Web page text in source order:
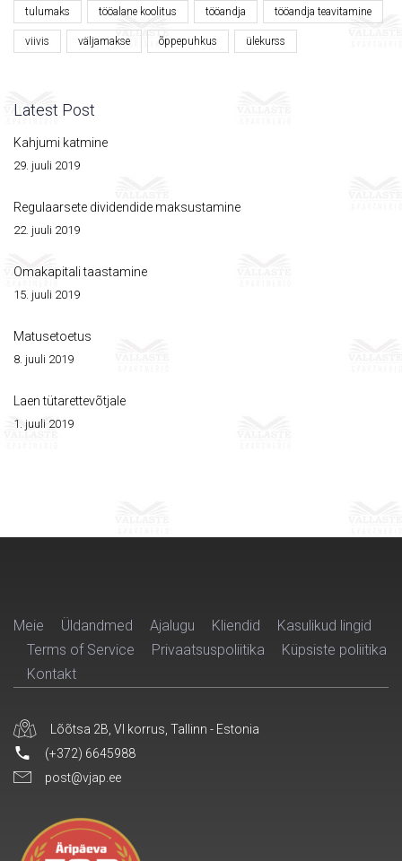
tulumaks tööalane koolitus tööandja tööandja teavitamine
viivis väljamakse õppepuhkus ülekurss
Latest Post
Kahjumi katmine
29. juuli 2019
Regulaarsete dividendide maksustamine
22. juuli 2019
Omakapitali taastamine
15. juuli 2019
Matusetoetus
8. juuli 2019
Laen tütarettevõtjale
1. juuli 2019
Meie Üldandmed Ajalugu Kliendid
Kasulikud lingid
Terms of Service
Privaatsuspoliitika
Küpsiste poliitika
Kontakt
Lõõtsa 2B, VI korrus, Tallinn - Estonia
(+372) 6645988
post@vjap.ee